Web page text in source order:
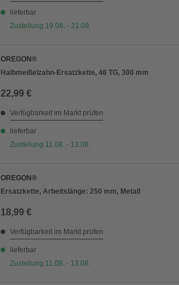
lieferbar
Zustellung 19.08. - 21.08.
OREGON®
Halbmeißelzahn-Ersatzkette, 46 TG, 300 mm
22,99 €
Verfügbarkeit im Markt prüfen
lieferbar
Zustellung 11.08. - 13.08.
OREGON®
Ersatzkette, Arbeitslänge: 250 mm, Metall
18,99 €
Verfügbarkeit im Markt prüfen
lieferbar
Zustellung 11.08. - 13.08.